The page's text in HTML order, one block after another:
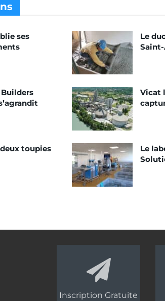
ses
Le
Builders
Vicat
toupies
Le
Inscription Gratuite